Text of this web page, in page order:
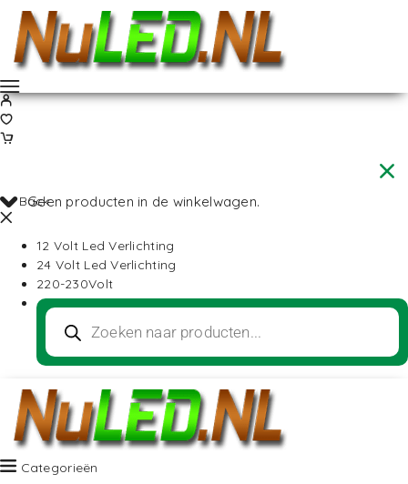
Geen producten in de winkelwagen.
Back
12 Volt Led Verlichting
24 Volt Led Verlichting
220-230Volt
Categorieën